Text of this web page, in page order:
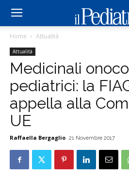
Home Attualità
Attualità
Medicinali
pediatrici: la
appella alla
UE
Raffaella Bergaglio 21 Novembre 2017